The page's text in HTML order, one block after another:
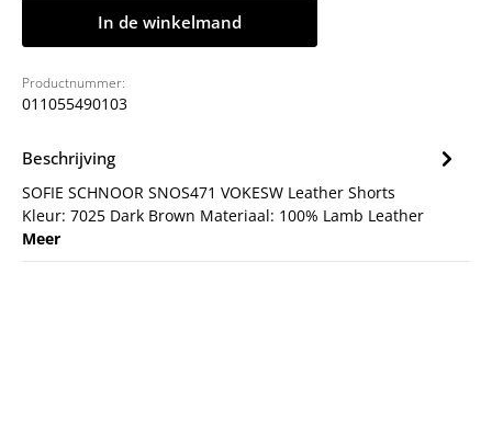
In de winkelmand
Productnummer:
011055490103
Beschrijving
SOFIE SCHNOOR SNOS471 VOKESW Leather Shorts
Kleur: 7025 Dark Brown Materiaal: 100% Lamb Leather
Meer